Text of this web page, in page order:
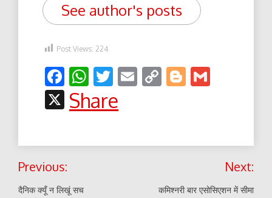
See author's posts
Post Views: 224
Facebook
WhatsApp
Twitter
EmailCopyBlogger
X
Share
Post
navigation
Previous:
दैनिक क्यूँ न लिखूं सच
Next:
कमिश्नरी बार एसोसिएशन में सीमा